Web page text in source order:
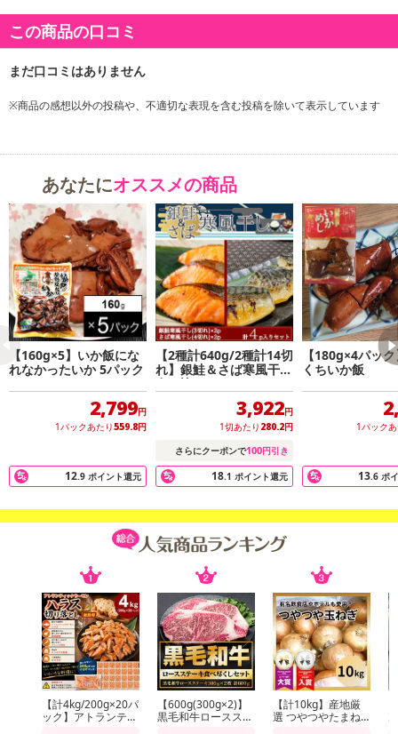
商品詳細
この商品の口コミ
※商品の感想以外の投稿や、不適切な表現を含む投稿を除いて表示しています
あなたにオススメの商品
【160g×5】いか飯にな
れなかったいか 5パック
2,799円
1パックあたり559.8円
12.9 ポイント還元
【2種計640g/2種計14切
れ】銀鮭＆さば寒風干し
食べ比べセット
3,922円
1切あたり 280.2円
さらにクーポンで100円引き
18.1 ポイント還元
【180g×4パッ
くちいか飯
1パック
13.6 ポ
【計4kg/200g×20パ
ック】アトランティ
【600g(300g×2)】
黒毛和牛ロースステ
【計10kg】産地厳
選 つやつやたまね